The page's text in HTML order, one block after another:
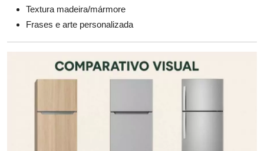
Textura madeira/mármore
Frases e arte personalizada